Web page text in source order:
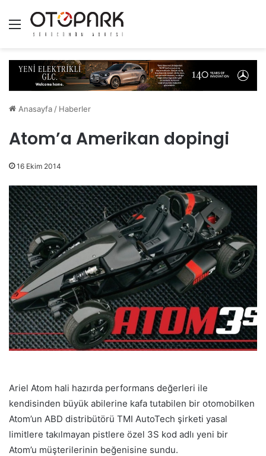
Menü
Anasayfa / Haberler
Atom’a Amerikan dopingi
16 Ekim 2014
Ariel Atom hali hazırda performans değerleri ile
kendisinden büyük abilerine kafa tutabilen bir otomobilken
Atom’un ABD distribütörü TMI AutoTech şirketi yasal
limitlere takılmayan pistlere özel 3S kod adlı yeni bir
Atom’u müşterilerinin beğenisine sundu.